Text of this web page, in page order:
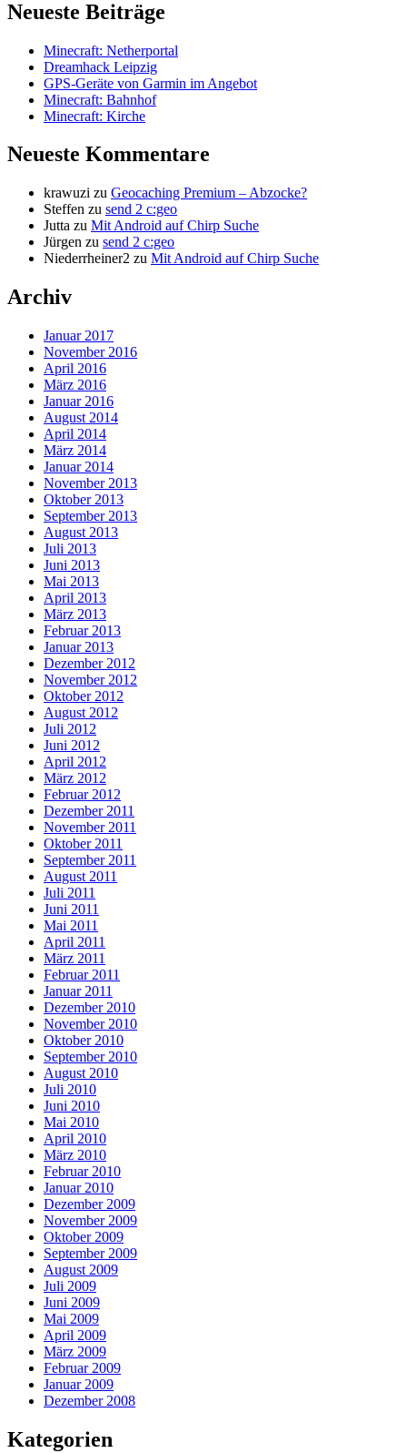
Neueste Beiträge
Minecraft: Netherportal
Dreamhack Leipzig
GPS-Geräte von Garmin im Angebot
Minecraft: Bahnhof
Minecraft: Kirche
Neueste Kommentare
krawuzi zu Geocaching Premium – Abzocke?
Steffen zu send 2 c:geo
Jutta zu Mit Android auf Chirp Suche
Jürgen zu send 2 c:geo
Niederrheiner2 zu Mit Android auf Chirp Suche
Archiv
Januar 2017
November 2016
April 2016
März 2016
Januar 2016
August 2014
April 2014
März 2014
Januar 2014
November 2013
Oktober 2013
September 2013
August 2013
Juli 2013
Juni 2013
Mai 2013
April 2013
März 2013
Februar 2013
Januar 2013
Dezember 2012
November 2012
Oktober 2012
August 2012
Juli 2012
Juni 2012
April 2012
März 2012
Februar 2012
Dezember 2011
November 2011
Oktober 2011
September 2011
August 2011
Juli 2011
Juni 2011
Mai 2011
April 2011
März 2011
Februar 2011
Januar 2011
Dezember 2010
November 2010
Oktober 2010
September 2010
August 2010
Juli 2010
Juni 2010
Mai 2010
April 2010
März 2010
Februar 2010
Januar 2010
Dezember 2009
November 2009
Oktober 2009
September 2009
August 2009
Juli 2009
Juni 2009
Mai 2009
April 2009
März 2009
Februar 2009
Januar 2009
Dezember 2008
Kategorien